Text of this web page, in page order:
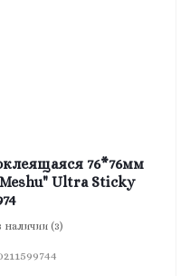
76*76мм
Ultra Sticky
наличии (3)